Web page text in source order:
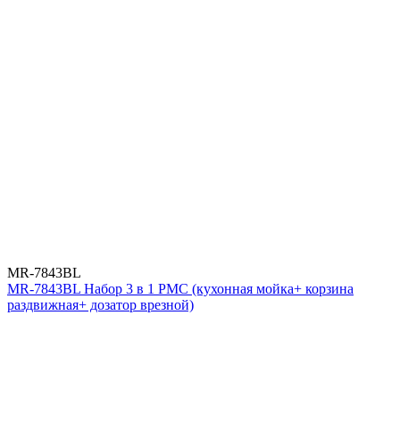
MR-7843BL
MR-7843BL Набор 3 в 1 РМС (кухонная мойка+ корзина
раздвижная+ дозатор врезной)